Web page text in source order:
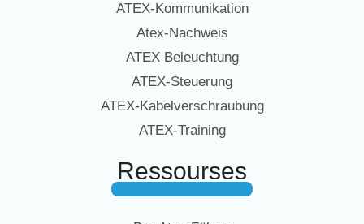
ATEX-Kommunikation
Atex-Nachweis
ATEX Beleuchtung
ATEX-Steuerung
ATEX-Kabelverschraubung
ATEX-Training
Ressourses